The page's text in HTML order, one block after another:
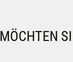
MÖCHTEN